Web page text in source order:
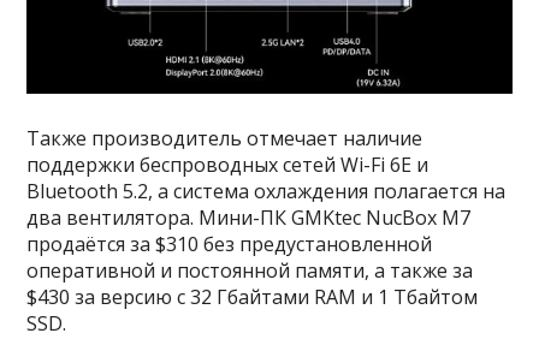
Также производитель отмечает наличие
поддержки беспроводных сетей Wi-Fi 6E и
Bluetooth 5.2, а система охлаждения полагается на
два вентилятора. Мини-ПК GMKtec NucBox M7
продаётся за $310 без предустановленной
оперативной и постоянной памяти, а также за
$430 за версию с 32 Гбайтами RAM и 1 Тбайтом
SSD.